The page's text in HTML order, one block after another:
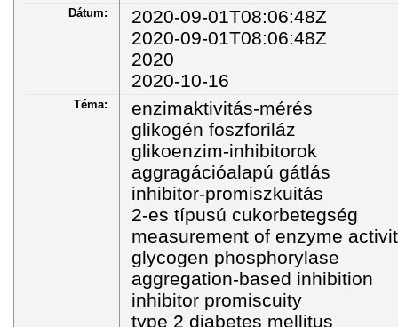
Dátum:
2020-09-01T08:06:48Z
2020-09-01T08:06:48Z
2020
2020-10-16
Téma:
enzimaktivitás-mérés
glikogén foszforiláz
glikoenzim-inhibitorok
aggragációalapú gátlás
inhibitor-promiszkuitás
2-es típusú cukorbetegség
measurement of enzyme
glycogen phosphorylase
aggregation-based inhibition
inhibitor promiscuity
type 2 diabetes mellitus